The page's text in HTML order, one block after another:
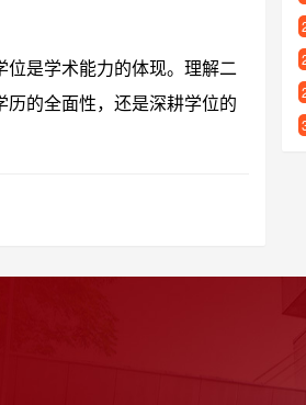
是学术能力的体现。理解二
的全面性，还是深耕学位的